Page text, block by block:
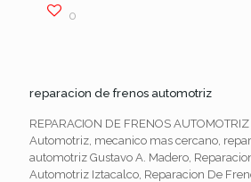
0
reparacion de frenos automotriz
REPARACION DE FRENOS
Automotriz, mecanico mas cercano,
automotriz Gustavo A. Madero,
Automotriz Iztacalco, Reparacion De